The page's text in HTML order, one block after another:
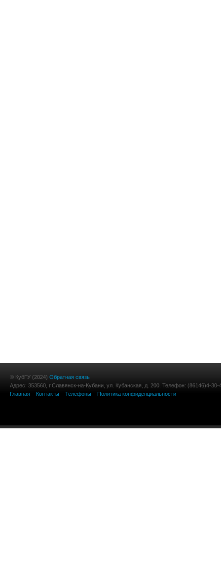
© КубГУ (2024) Обратная связь
Адрес: 353560, г.Славянск-на-Кубани, ул. Кубанская, д. 200. Телефон: (86146)4-30-
Главная
Контакты Телефоны Политика конфиденциальности